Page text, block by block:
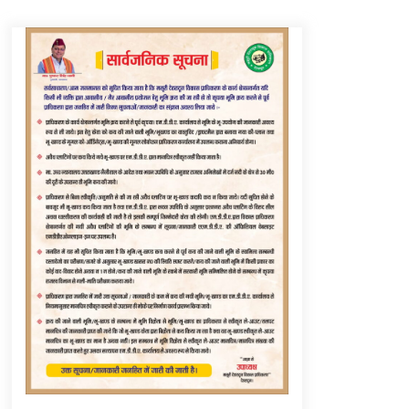
Thought Of The Day 6 September
September 6, 2023
Thought Of The Day 16 May
May 16, 2022
Thought Of The Day 12 May
May 12, 2022
Thought Of The Day 9 May
May 9, 2022